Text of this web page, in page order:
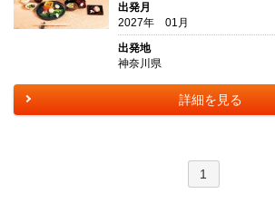
出発月
2027年 01月
出発地
神奈川県
詳細を見る
1